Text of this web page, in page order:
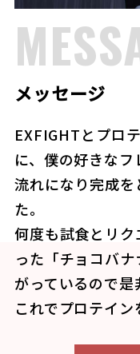
メッセージ
EXFIGHTとプロ
に、僕の好きな
流れになり完成を
た。
何度も試⾷とリ
った「チョコバ
がっているので是
これでプロテイ